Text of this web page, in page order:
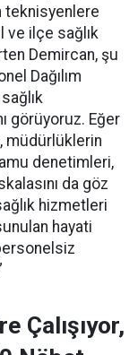
teknisyenlere
ve ilçe sağlık
Demircan, şu
Dağılım
görüyoruz. Eğer
müdürlüklerin
denetimleri,
da göz
hizmetleri
hayati
Çalışıyor,